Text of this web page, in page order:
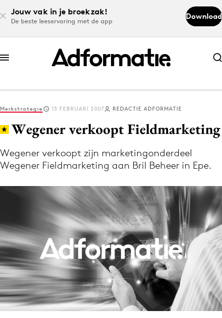
Jouw vak in je broekzak!
De beste leeservaring met de app
Download
Abonneer nu
Abonneer nu
Log in
Download de app
Volg het laatste nieuws via de Adformatie
Menu
Home
9 sept: GenAI-training
12 nov: MarketingLive!
Merkstrategie 13 FEBRUARI 2007 REDACTIE ADFORMATIE
Wegener verkoopt Fieldmarketing
Wegener verkoopt zijn marketingonderdeel
Wegener Fieldmarketing aan Bril Beheer in Epe.